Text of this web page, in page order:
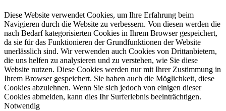
Diese Website verwendet Cookies, um Ihre Erfahrung beim
Navigieren durch die Website zu verbessern. Von diesen werden die
nach Bedarf kategorisierten Cookies in Ihrem Browser gespeichert,
da sie für das Funktionieren der Grundfunktionen der Website
unerlässlich sind. Wir verwenden auch Cookies von Drittanbietern,
die uns helfen zu analysieren und zu verstehen, wie Sie diese
Website nutzen. Diese Cookies werden nur mit Ihrer Zustimmung in
Ihrem Browser gespeichert. Sie haben auch die Möglichkeit, diese
Cookies abzulehnen. Wenn Sie sich jedoch von einigen dieser
Cookies abmelden, kann dies Ihr Surferlebnis beeinträchtigen.
Notwendig